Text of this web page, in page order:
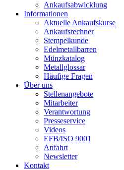
Ankaufsabwicklung
Informationen
Aktuelle Ankaufskurse
Ankaufsrechner
Stempelkunde
Edelmetallbarren
Münzkatalog
Metallglossar
Häufige Fragen
Über uns
Stellenangebote
Mitarbeiter
Verantwortung
Presseservice
Videos
EFB/ISO 9001
Anfahrt
Newsletter
Kontakt